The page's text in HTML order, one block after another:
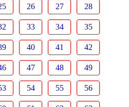
26 27 28
33 34 35
40 41 42
47 48 49
54 55 56